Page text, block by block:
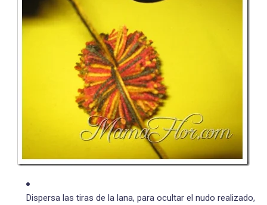
Dispersa las tiras de la lana, para ocultar el nudo realizado,